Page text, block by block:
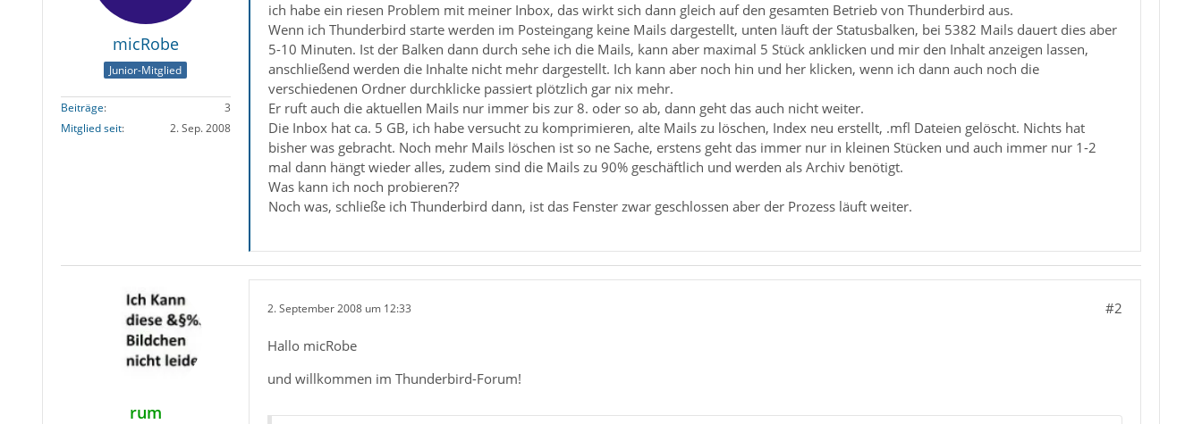
micRobe
Junior-Mitglied
Beiträge
3
Mitglied seit
2. Sep. 2008
ich habe ein riesen Problem mit meiner Inbox, das wirkt sich dann gleich auf den gesamten Betrieb von Thunderbird aus.
Wenn ich Thunderbird starte werden im Posteingang keine Mails dargestellt, unten läuft der Statusbalken, bei 5382 Mails dauert dies aber
5-10 Minuten. Ist der Balken dann durch sehe ich die Mails, kann aber maximal 5 Stück anklicken und mir den Inhalt anzeigen lassen,
anschließend werden die Inhalte nicht mehr dargestellt. Ich kann aber noch hin und her klicken, wenn ich dann auch noch die
verschiedenen Ordner durchklicke passiert plötzlich gar nix mehr.
Er ruft auch die aktuellen Mails nur immer bis zur 8. oder so ab, dann geht das auch nicht weiter.
Die Inbox hat ca. 5 GB, ich habe versucht zu komprimieren, alte Mails zu löschen, Index neu erstellt, .mfl Dateien gelöscht. Nichts hat
bisher was gebracht. Noch mehr Mails löschen ist so ne Sache, erstens geht das immer nur in kleinen Stücken und auch immer nur 1-2
mal dann hängt wieder alles, zudem sind die Mails zu 90% geschäftlich und werden als Archiv benötigt.
Was kann ich noch probieren??
Noch was, schließe ich Thunderbird dann, ist das Fenster zwar geschlossen aber der Prozess läuft weiter.
rum
2. September 2008 um 12:33 #2
Hallo micRobe
und willkommen im Thunderbird-Forum!